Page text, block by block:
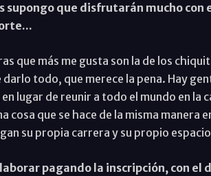
supongo que disfrutarán mucho
que más me gusta son la de los
darlo todo, que merece la pena. Hay
lugar de reunir a todo el mundo en la
cosa que se hace de la misma manera
su propia carrera y su propio
pagando la inscripción, con el